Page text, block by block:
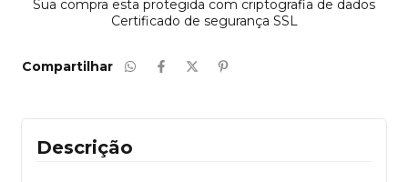
Sua compra esta protegida com criptografia de dados
Certificado de segurança SSL
Compartilhar
Descrição